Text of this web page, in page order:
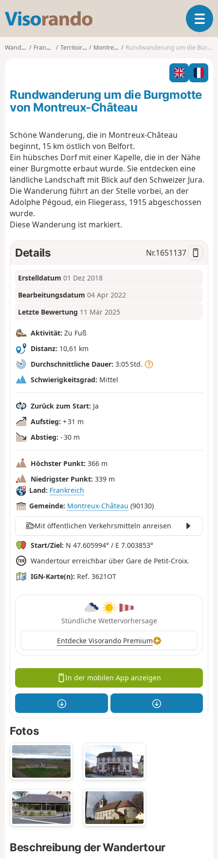
s
o
o
T
o
g
l
n
a
i
n
Wanderungen Franche-Comté Territoire-de-Belfort Montreux-Château Rundwanderung um die Burgmotte von Montreux-Château
Rundwanderung um die Burgmotte
von Montreux-Château
Schöne Wanderung, die in Montreux-Château
beginnt, 15 km östlich von Belfort.
Ein hübsches Dorf mit einer Kapelle, die in der Nähe
einer Burgmotte erbaut wurde. Sie entdecken eine
ländliche Landschaft mit Blick auf den Schweizer Jura.
Die Wanderung führt an der Stelle vorbei, an der
Adolphe Pégoud, ein Fliegerass, 1915 abgeschossen
wurde.
Diese Wanderung ist markiert.
Details Nr.1651137
Erstelldatum 01 Dez 2018
Bearbeitungsdatum 04 Apr 2022
Letzte Bewertung 11 Mär 2025
Aktivität: Zu Fuß
Distanz: 10,61 km
Durchschnittliche Dauer: 3:05 Std.
Schwierigkeitsgrad: Mittel
Zurück zum Start: Ja
Aufstieg: + 31 m
Abstieg: - 30 m
Höchster Punkt: 366 m
Niedrigster Punkt: 339 m
Land: Frankreich
Gemeinde: Montreux-Château (90130)
Mit öffentlichen Verkehrsmitteln anreisen
Start/Ziel: N 47.605994° / E 7.003853°
Wandertour erreichbar über Gare de Petit-Croix.
IGN-Karte(n): Ref. 3621OT
Stündliche Wettervorhersage
Entdecke Visorando Premium
In der mobilen App anzeigen
Fotos
Beschreibung der Wandertour